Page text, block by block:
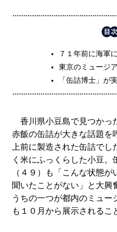
７１年前に海軍
東京のミュージ
「缶詰博士」が
香川県小豆島で見つかっ
赤飯の缶詰が大きな話題を
上前に製造された缶詰でし
く米にふっくらした小豆。
（４９）も「こんな状態
聞いたことがない」と大興
うちの一つが都内のミュー
も１０月から展示されるこ